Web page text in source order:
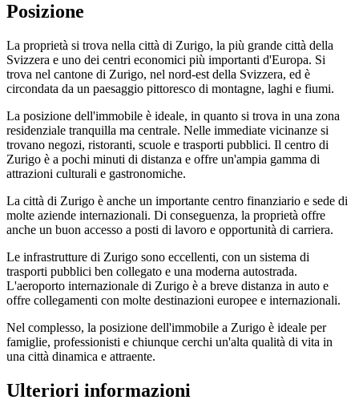
Posizione
La proprietà si trova nella città di Zurigo, la più grande città della
Svizzera e uno dei centri economici più importanti d'Europa. Si
trova nel cantone di Zurigo, nel nord-est della Svizzera, ed è
circondata da un paesaggio pittoresco di montagne, laghi e fiumi.
La posizione dell'immobile è ideale, in quanto si trova in una zona
residenziale tranquilla ma centrale. Nelle immediate vicinanze si
trovano negozi, ristoranti, scuole e trasporti pubblici. Il centro di
Zurigo è a pochi minuti di distanza e offre un'ampia gamma di
attrazioni culturali e gastronomiche.
La città di Zurigo è anche un importante centro finanziario e sede di
molte aziende internazionali. Di conseguenza, la proprietà offre
anche un buon accesso a posti di lavoro e opportunità di carriera.
Le infrastrutture di Zurigo sono eccellenti, con un sistema di
trasporti pubblici ben collegato e una moderna autostrada.
L'aeroporto internazionale di Zurigo è a breve distanza in auto e
offre collegamenti con molte destinazioni europee e internazionali.
Nel complesso, la posizione dell'immobile a Zurigo è ideale per
famiglie, professionisti e chiunque cerchi un'alta qualità di vita in
una città dinamica e attraente.
Ulteriori informazioni